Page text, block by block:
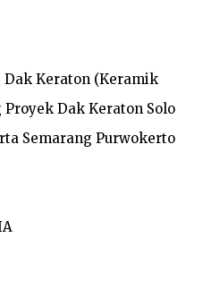
Keraton (Keramik
Dak Keraton Solo
Semarang Purwokerto